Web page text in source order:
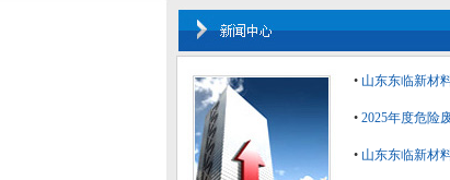
• 山东东临新材
• 2025年度危险
• 山东东临新材